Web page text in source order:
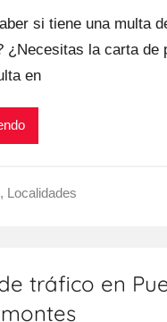
ѕi tiene una multa
¿Necesitas la carta dе
en
, Localidades
tráfico en